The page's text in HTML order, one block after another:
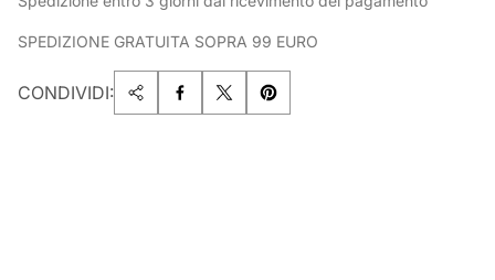
SPEDIZIONE GRATUITA SOPRA 99 EURO
CONDIVIDI: